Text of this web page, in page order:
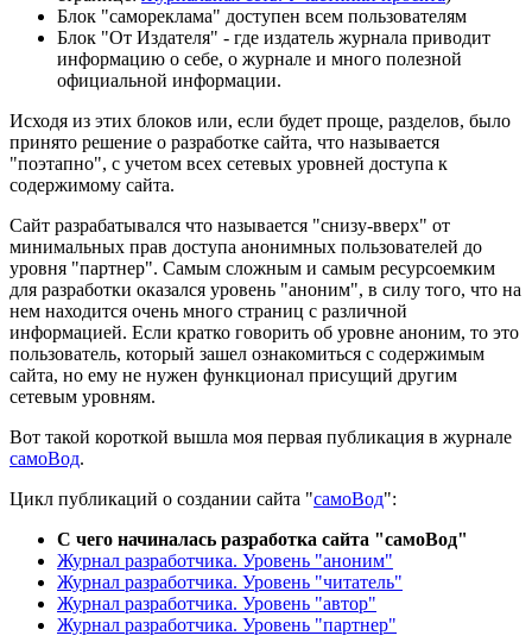
Блок "самореклама" доступен всем пользователям
Блок "От Издателя" - где издатель журнала приводит
информацию о себе, о журнале и много полезной
официальной информации.
Исходя из этих блоков или, если будет проще, разделов, было
принято решение о разработке сайта, что называется
"поэтапно", с учетом всех сетевых уровней доступа к
содержимому сайта.
Сайт разрабатывался что называется "снизу-вверх" от
минимальных прав доступа анонимных пользователей до
уровня "партнер". Самым сложным и самым ресурсоемким
для разработки оказался уровень "аноним", в силу того, что на
нем находится очень много страниц с различной
информацией. Если кратко говорить об уровне аноним, то это
пользователь, который зашел ознакомиться с содержимым
сайта, но ему не нужен функционал присущий другим
сетевым уровням.
Вот такой короткой вышла моя первая публикация в журнале
самоВод.
Цикл публикаций о создании сайта "самоВод":
С чего начиналась разработка сайта "самоВод"
Журнал разработчика. Уровень "аноним"
Журнал разработчика. Уровень "читатель"
Журнал разработчика. Уровень "автор"
Журнал разработчика. Уровень "партнер"